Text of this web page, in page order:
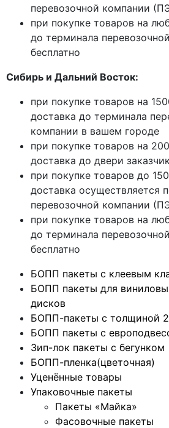
перевозочной компании
при покупке товаров на
до терминала
бесплатно
Сибирь и Дальний Восток:
при покупке товаров на
доставка до терминала
компании в вашем городе
при покупке товаров на
доставка до двери
при покупке товаров до
доставка осуществляется
перевозочной компании
при покупке товаров на
до терминала
бесплатно
БОПП пакеты с клеевым
БОПП пакеты для
дисков
БОПП-пакеты с толщиной
БОПП пакеты с
Зип-лок пакеты с бегунком
БОПП-пленка(цветочная)
Уценённые товары
Упаковочные пакеты
Пакеты «Майка»
Фасовочные пакеты